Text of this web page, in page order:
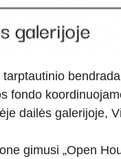
fondo
dailės galerijoje,
gimusi „Open